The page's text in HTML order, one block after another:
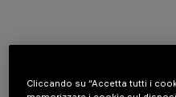
COMPONENTI
Cliccando su “Accetta tutti i